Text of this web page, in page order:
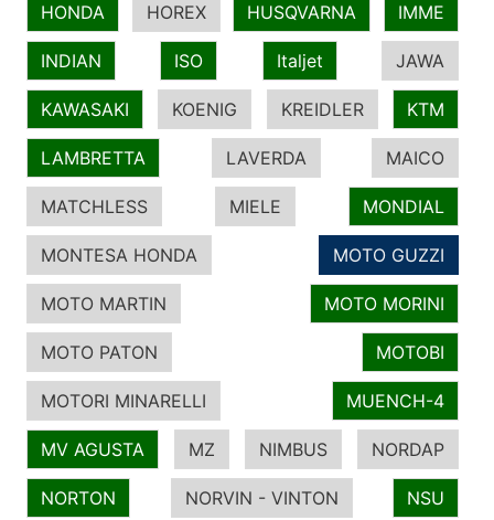
HONDA HOREX HUSQVARNA IMME
INDIAN ISO Italjet JAWA
KAWASAKI KOENIG KREIDLER KTM
LAMBRETTA LAVERDA MAICO
MATCHLESS MIELE MONDIAL
MONTESA HONDA MOTO GUZZI
MOTO MARTIN MOTO MORINI
MOTO PATON MOTOBI
MOTORI MINARELLI MUENCH-4
MV AGUSTA MZ NIMBUS NORDAP
NORTON NORVIN - VINTON NSU